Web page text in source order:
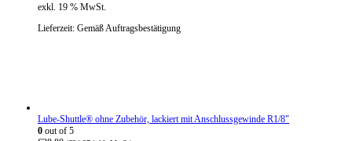
exkl. 19 % MwSt.
Lieferzeit: Gemäß Auftragsbestätigung
Lube-Shuttle® ohne Zubehör, lackiert mit Anschlussgewinde R1/8"
0 out of 5